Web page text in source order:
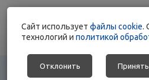
КАТАЛОГ
Cайт использует файлы cookie.
технологий и политикой
Отклонить Принять